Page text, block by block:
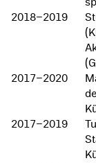
2018–2019
2017–2020
2017–2019